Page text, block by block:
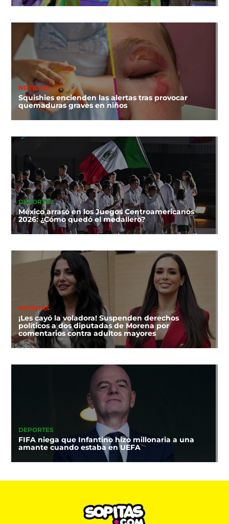
NOTICIAS
Squishies encienden las alertas tras provocar
quemaduras graves en niños
DEPORTES
México arrasó en los Juegos Centroamericanos
2026: ¿Cómo quedó el medallero?
NOTICIAS
¡Les cayó la voladora! Suspenden derechos
políticos a dos diputadas de Morena por
comentarios contra adultos mayores
DEPORTES
FIFA niega que Infantino hizo millonaria a una
amante cuando estaba en UEFA